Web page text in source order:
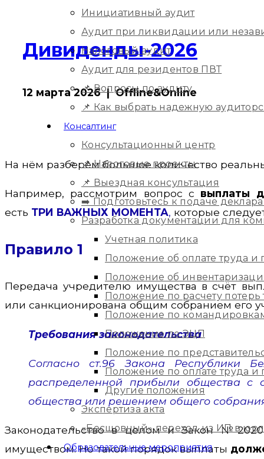
Инициативный аудит
Аудит при ликвидации или
Налоговый аудит
Аудит для резидентов ПВТ
📌 Вопросы по аудиту
📌 Как выбрать надежную
Консалтинг
Консультационный центр
📌 Налоговые проекты
📌 Выездная консультация
➡️ Подготовьтесь к подаче
Разработка документации для
Учетная политика
Положение об оплате труда
Положение об
Положение по расчету
Положение по
Положение по ЭЦП
Положение по
Положение по оплате труда
Другие положения
Экспертиза акта
«Бесшовный» переход из ИП в
Образовательные мероприятия
Дивиденды-2026
12 марта 2026 | Offline&Online
На нём разберём большое количество
Например, рассмотрим вопрос с выплаты
есть ТРИ ВАЖНЫХ МОМЕНТА, которые
Правило 1
Передача учредителю имущества в счёт
или санкционирована общим собранием его
Требования законодательства
Согласно ст.96 Закона Республики
распределенной прибыли общества с
общества или решением общего
Законодательство в целом и Закон
имуществом. Но такой порядок выплаты